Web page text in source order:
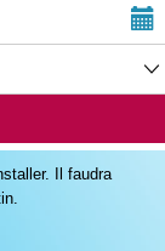
Il faudra